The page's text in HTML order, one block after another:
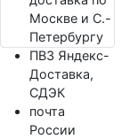
Москве и С.-
Петербургу
ПВЗ Яндекс-
Доставка,
СДЭК
почта
России